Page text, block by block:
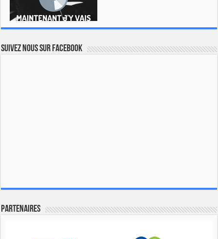
Suivez nous sur Facebook
Partenaires